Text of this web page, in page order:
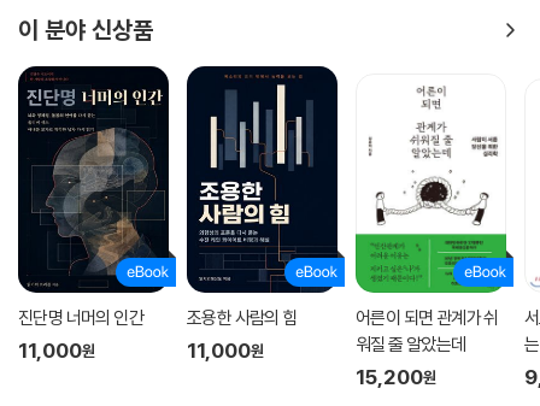
뇌 부위 가운데 편도체와 전전두피질, 해마, 그리고 청반에 있는 노르아드
레날린 핵은 스트레스 반응의 최전선에 있다. 그렇기에 정상에서 심하게,
그것도 오랜 기간 벗어난 스트레스 반응에 가장 큰 피해를 입으며, 그 결과
각자 일하는 방식 또한 근본적으로 달라진다. 저자는 특히 아동기의 부정
적 경험이 장기적 문제를 초래하는 방식을 이해하는 데 복측피개영역ven
tral tegmental area, VTA을 주목한다. 이는 쾌락과 보상 중추로, 행동
과 중독에 영향을 미친다.
“몸의 스트레스 반응 체계가 계속해서 과부하에 걸리면 도파민 수용체의
감도가 엉망이 된다. 전과 똑같은 정도의 쾌감을 느끼려 해도 갈수록 점점
더 많은 양의 자극이 필요해지는 것이다. 복측피개영역에 어떤 생물학적
변화가 일어나 고당분 고지방 식품 같은 도파민 자극제들을 갈망하면, 그
변화는 위험한 행동 또한 더 많이 하게 만들 수 있다. ACE 연구는 아동기의
부정적 경험에 노출된 정도와 복측피개영역을 활성화하는 많은 활동 및 물
이 분야 신상품
진단명 너머의 인간
11,000원
조용한 사람의 힘
11,000원
어른이 되면 관계가 쉬
워질 줄 알았는데
15,200원